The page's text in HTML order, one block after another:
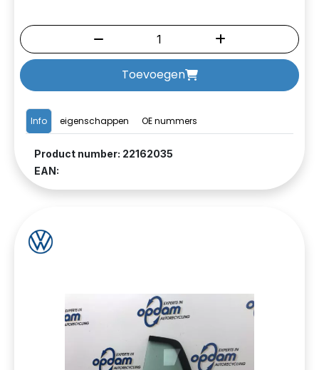
Info eigenschappen OE nummers
Product number: 22162035
EAN:
Toevoegen